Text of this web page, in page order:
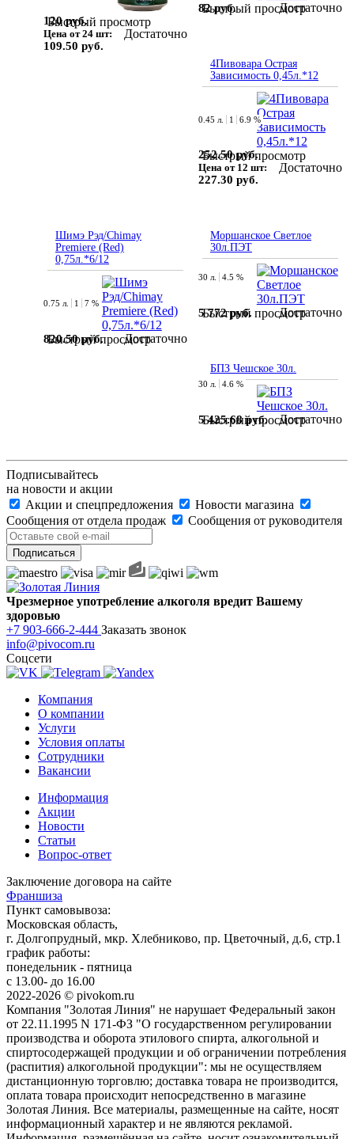
Быстрый просмотр
120 руб.
Цена от 24 шт:
109.50 руб.
Достаточно
Быстрый просмотр
82 руб. Достаточно
4Пивовара Острая
Зависимость 0,45л.*12
Быстрый просмотр
0.45 л. 1 6.9 %
252.50 руб.
Цена от 12 шт:
227.30 руб.
Достаточно
Шимэ Рэд/Chimay
Premiere (Red)
0,75л.*6/12
Быстрый просмотр
0.75 л. 1 7 %
820.50 руб. Достаточно
Моршанское Светлое
30л.ПЭТ
Быстрый просмотр
30 л. 4.5 %
5 772 руб. Достаточно
БПЗ Чешское 30л.
Быстрый просмотр
30 л. 4.6 %
5 425.68 руб. Достаточно
Подписывайтесь
на новости и акции
Акции и спецпредложения
Новости магазина
Сообщения от отдела продаж
Сообщения от руководителя
Чрезмерное употребление алкоголя вредит Вашему
здоровью
+7 903-666-2-444 Заказать звонок
info@pivocom.ru
Соцсети
Компания
О компании
Услуги
Условия оплаты
Сотрудники
Вакансии
Информация
Акции
Новости
Статьи
Вопрос-ответ
Заключение договора на сайте
Франшиза
Пункт самовывоза:
Московская область,
г. Долгопрудный, мкр. Хлебниково, пр. Цветочный, д.6, стр.1
график работы:
понедельник - пятница
с 13.00- до 16.00
2022-2026 © pivokom.ru
Компания "Золотая Линия" не нарушает Федеральный закон
от 22.11.1995 N 171-ФЗ "О государственном регулировании
производства и оборота этилового спирта, алкогольной и
спиртосодержащей продукции и об ограничении потребления
(распития) алкогольной продукции": мы не осуществляем
дистанционную торговлю; доставка товара не производится,
оплата товара происходит непосредственно в магазине
Золотая Линия. Все материалы, размещенные на сайте, носят
информационный характер и не являются рекламой.